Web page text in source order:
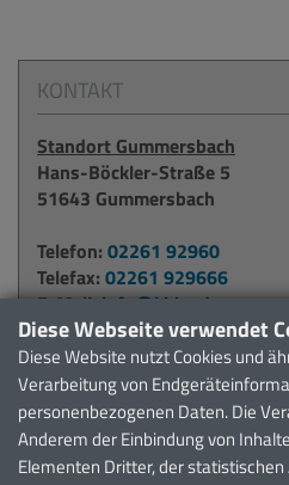
Diese Webseite verwendet
Diese Website nutzt Cookies und
Verarbeitung von
personenbezogenen Daten. Die
Anderem der Einbindung von
Elementen Dritter, der
KONTAKT
Standort Gummersbach
Hans-Böckler-Straße 5
51643 Gummersbach
Telefon: 02261 92960
Telefax: 02261 929666
E-Mail: info@kbko.de
Standort Waldbröl
Alter Krankenhausweg 6
51545 Waldbröl